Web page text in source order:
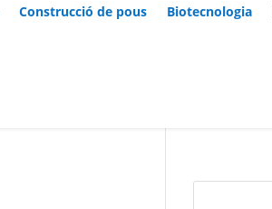
Construcció de pous Biotecnologia